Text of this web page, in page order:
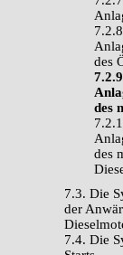
des
des
des
7.3. Die
der
7.4. Die